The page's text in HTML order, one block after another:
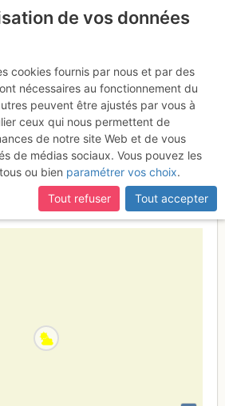
du Tour :
par le Col
du Tour (voie
Lundi 7 août 2017
Haute-Savoie Mont-Blanc
de vos données
cookies fournis par nous et par des
nécessaires au fonctionnement du
peuvent être ajustés par vous à
ceux qui nous permettent de
de notre site Web et de vous
de médias sociaux. Vous pouvez les
ou bien paramétrer vos choix.
Tout refuser
Tout accepter